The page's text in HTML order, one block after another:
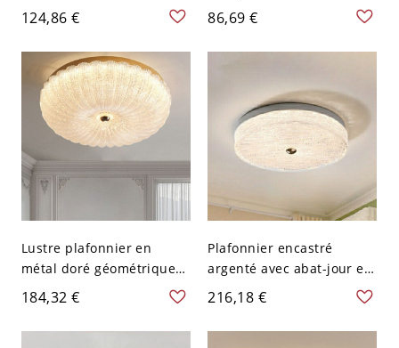
minimaliste avec abat-
jour en verre d'eau blanc -
110 V-120 V 30,48 cm
Chaud
124,86 €
encastré Plafonnier avec
Abat-jour en verre
sphérique, Design 1,
86,69 €
Lustre plafonnier en
métal doré géométrique
moderne avec abat-jour
en verre transparent - 110
V-120 V 40,64 cm
184,32 €
Plafonnier encastré
argenté avec abat-jour en
verre d'eau claire - 110 V-
120 V 40,64 cm
216,18 €